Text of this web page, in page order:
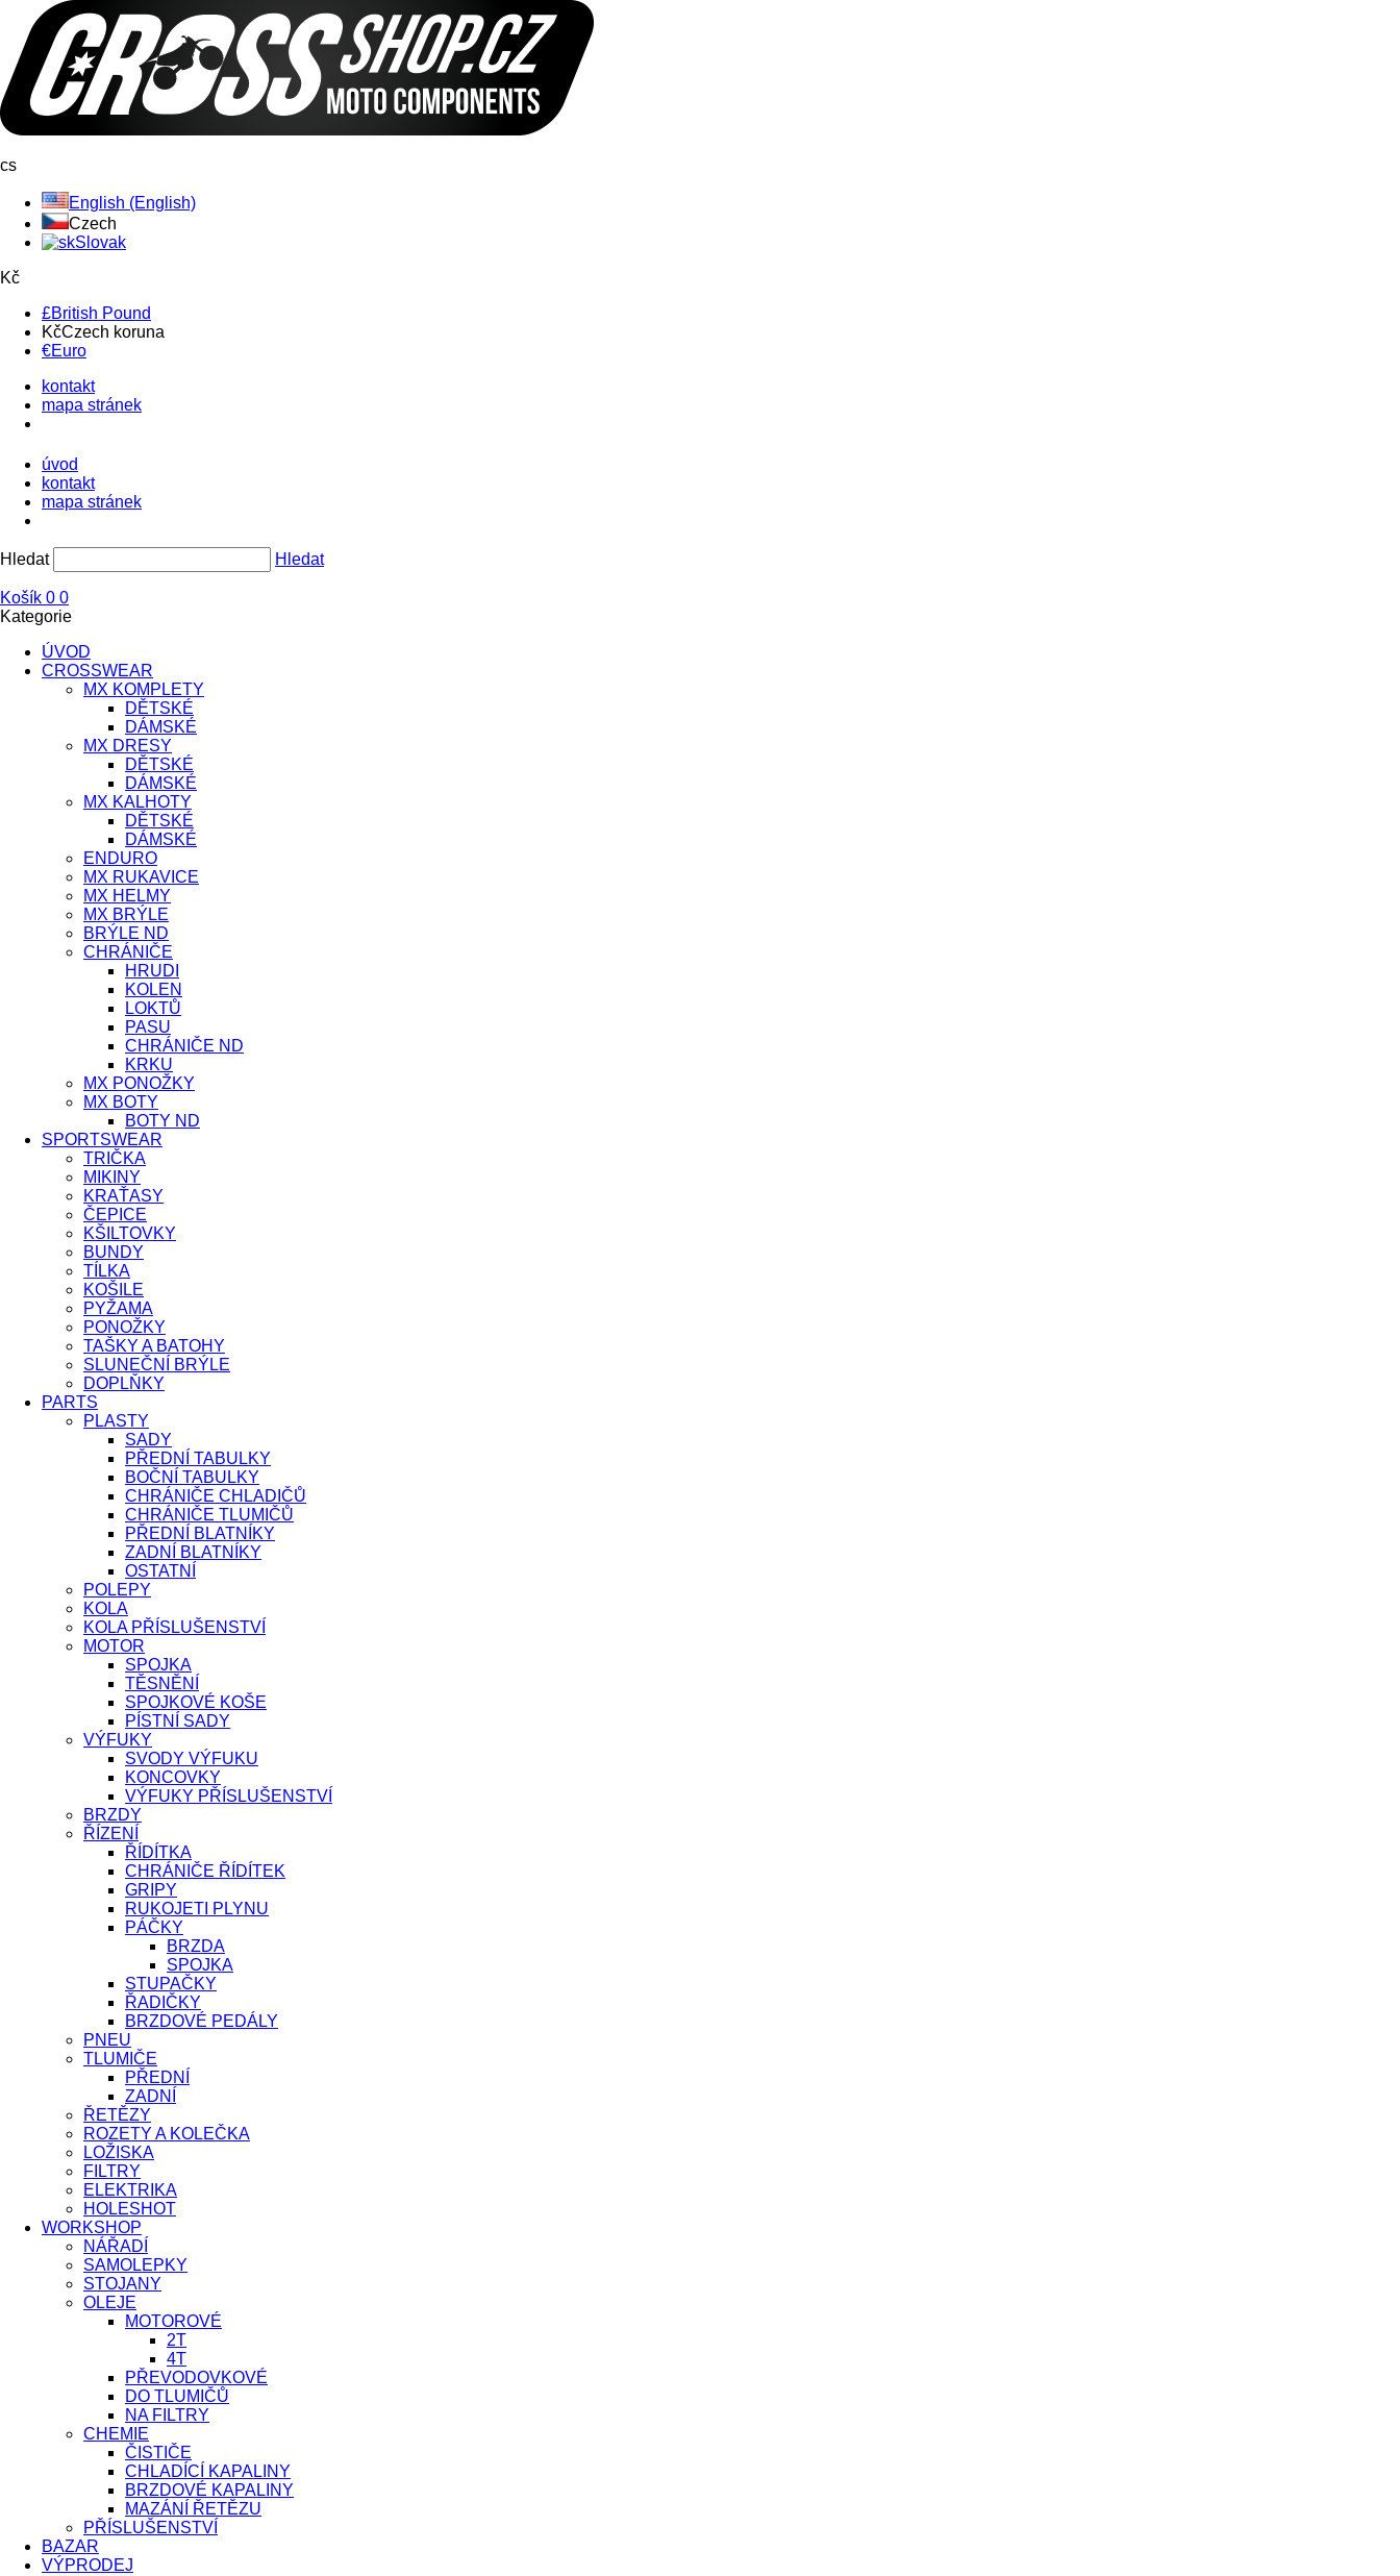
cs
English (English)
Czech
Slovak
Kč
£British Pound
KčCzech koruna
€Euro
kontakt
mapa stránek
úvod
kontakt
mapa stránek
Hledat Hledat
Košík 0 0
Kategorie
ÚVOD
CROSSWEAR
MX KOMPLETY
DĚTSKÉ
DÁMSKÉ
MX DRESY
DĚTSKÉ
DÁMSKÉ
MX KALHOTY
DĚTSKÉ
DÁMSKÉ
ENDURO
MX RUKAVICE
MX HELMY
MX BRÝLE
BRÝLE ND
CHRÁNIČE
HRUDI
KOLEN
LOKTŮ
PASU
CHRÁNIČE ND
KRKU
MX PONOŽKY
MX BOTY
BOTY ND
SPORTSWEAR
TRIČKA
MIKINY
KRAŤASY
ČEPICE
KŠILTOVKY
BUNDY
TÍLKA
KOŠILE
PYŽAMA
PONOŽKY
TAŠKY A BATOHY
SLUNEČNÍ BRÝLE
DOPLŇKY
PARTS
PLASTY
SADY
PŘEDNÍ TABULKY
BOČNÍ TABULKY
CHRÁNIČE CHLADIČŮ
CHRÁNIČE TLUMIČŮ
PŘEDNÍ BLATNÍKY
ZADNÍ BLATNÍKY
OSTATNÍ
POLEPY
KOLA
KOLA PŘÍSLUŠENSTVÍ
MOTOR
SPOJKA
TĚSNĚNÍ
SPOJKOVÉ KOŠE
PÍSTNÍ SADY
VÝFUKY
SVODY VÝFUKU
KONCOVKY
VÝFUKY PŘÍSLUŠENSTVÍ
BRZDY
ŘÍZENÍ
ŘÍDÍTKA
CHRÁNIČE ŘÍDÍTEK
GRIPY
RUKOJETI PLYNU
PÁČKY
BRZDA
SPOJKA
STUPAČKY
ŘADIČKY
BRZDOVÉ PEDÁLY
PNEU
TLUMIČE
PŘEDNÍ
ZADNÍ
ŘETĚZY
ROZETY A KOLEČKA
LOŽISKA
FILTRY
ELEKTRIKA
HOLESHOT
WORKSHOP
NÁŘADÍ
SAMOLEPKY
STOJANY
OLEJE
MOTOROVÉ
2T
4T
PŘEVODOVKOVÉ
DO TLUMIČŮ
NA FILTRY
CHEMIE
ČISTIČE
CHLADÍCÍ KAPALINY
BRZDOVÉ KAPALINY
MAZÁNÍ ŘETĚZU
PŘÍSLUŠENSTVÍ
BAZAR
VÝPRODEJ